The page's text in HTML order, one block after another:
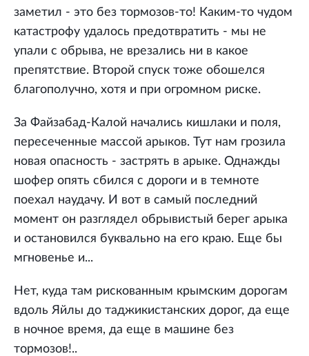
заметил - это без тормозов-то! Каким-то чудом
катастрофу удалось предотвратить - мы не
упали с обрыва, не врезались ни в какое
препятствие. Второй спуск тоже обошелся
благополучно, хотя и при огромном риске.
За Файзабад-Калой начались кишлаки и поля,
пересеченные массой арыков. Тут нам грозила
новая опасность - застрять в арыке. Однажды
шофер опять сбился с дороги и в темноте
поехал наудачу. И вот в самый последний
момент он разглядел обрывистый берег арыка
и остановился буквально на его краю. Еще бы
мгновенье и...
Нет, куда там рискованным крымским дорогам
вдоль Яйлы до таджикистанских дорог, да еще
в ночное время, да еще в машине без
тормозов!..